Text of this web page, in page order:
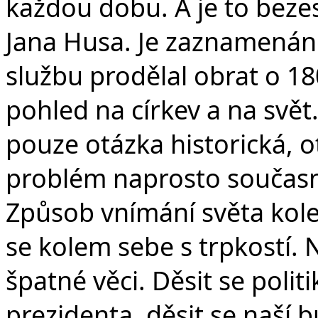
každou dobu. A je to
Jana Husa. Je
službu prodělal obrat o
pohled na církev a na
pouze otázka historická,
problém naprosto
Způsob vnímání světa
se kolem sebe s trpkostí.
špatné věci. Děsit se